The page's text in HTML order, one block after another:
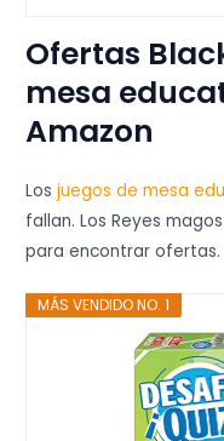
Ofertas
mesa
Amazon
Losjuegos de mesa
fallan. Los Reyes
para encontrar ofertas.
MÁS VENDIDO NO. 1